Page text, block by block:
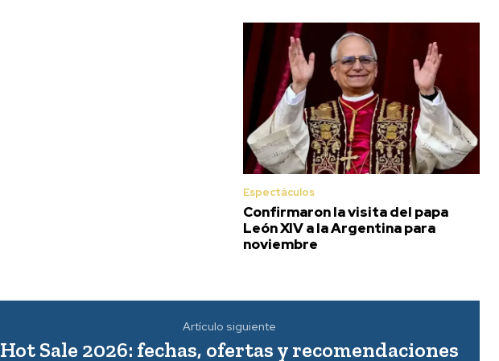
Espectáculos
Confirmaron la visita del papa
León XIV a la Argentina para
noviembre
Artículo siguiente
Hot Sale 2026: fechas, ofertas y recomendaciones